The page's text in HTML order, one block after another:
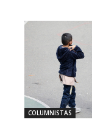
COLUMNISTAS